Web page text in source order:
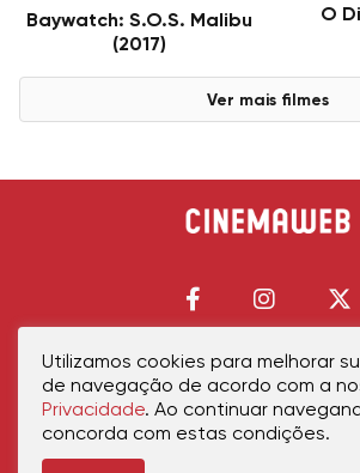
Baywatch: S.O.S. Malibu
(2017)
O
Ver mais filmes
Início Política de PrivacidadePolítica de
Utilizamos cookies para melhorar
de navegação de acordo com a
Privacidade. Ao continuar
concorda com estas condições.